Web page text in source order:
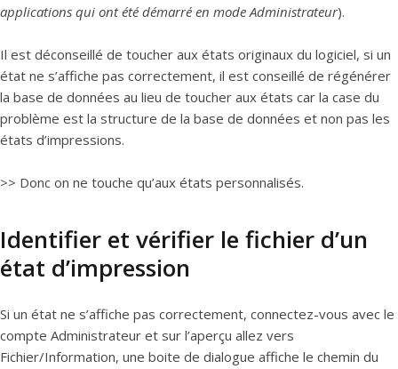
applications qui ont été démarré en mode Administrateur).
Il est déconseillé de toucher aux états originaux du logiciel, si un
état ne s’affiche pas correctement, il est conseillé de régénérer
la base de données au lieu de toucher aux états car la case du
problème est la structure de la base de données et non pas les
états d’impressions.
>> Donc on ne touche qu’aux états personnalisés.
Identifier et vérifier le fichier d’un
état d’impression
Si un état ne s’affiche pas correctement, connectez-vous avec le
compte Administrateur et sur l’aperçu allez vers
Fichier/Information, une boite de dialogue affiche le chemin du